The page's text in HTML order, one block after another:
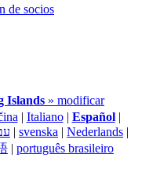
de socios
Islands » modificar
| Italiano| Español|
| svenska | Nederlands |
| português brasileiro